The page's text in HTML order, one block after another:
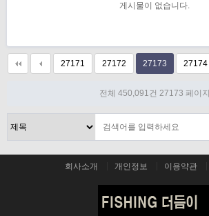
게시물이 없습니다.
27171 27172 27173 27174
전체 450,091건 27173 페이지
회사소개 개인정보 이용약관